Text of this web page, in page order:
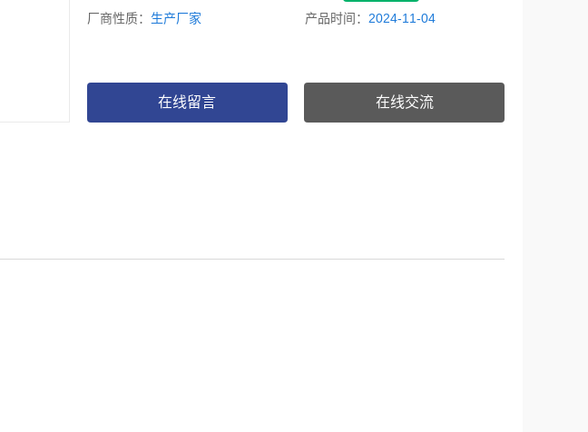
厂商性质： 生产厂家 产品时间： 2024-11-04
在线留言 在线交流